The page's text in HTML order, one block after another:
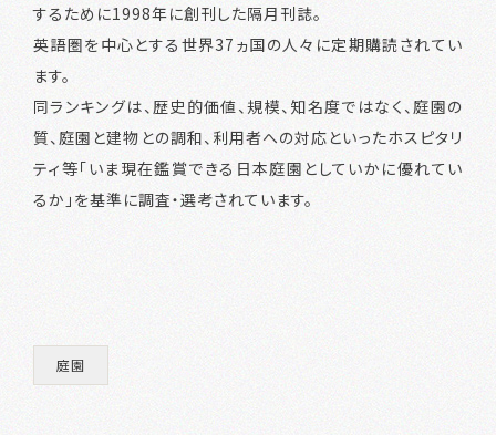
するために1998年に創刊した隔月刊誌。
英語圏を中心とする世界37ヵ国の人々に定期購読されてい
ます。
同ランキングは、歴史的価値、規模、知名度ではなく、庭園の
質、庭園と建物との調和、利用者への対応といったホスピタリ
ティ等「いま現在鑑賞できる日本庭園としていかに優れてい
るか」を基準に調査・選考されています。
庭園